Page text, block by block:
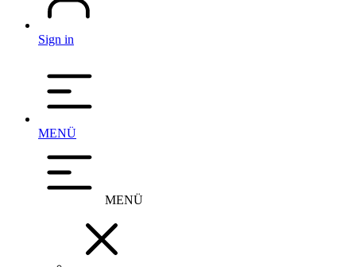
Sign in
MENÜ
MENÜ